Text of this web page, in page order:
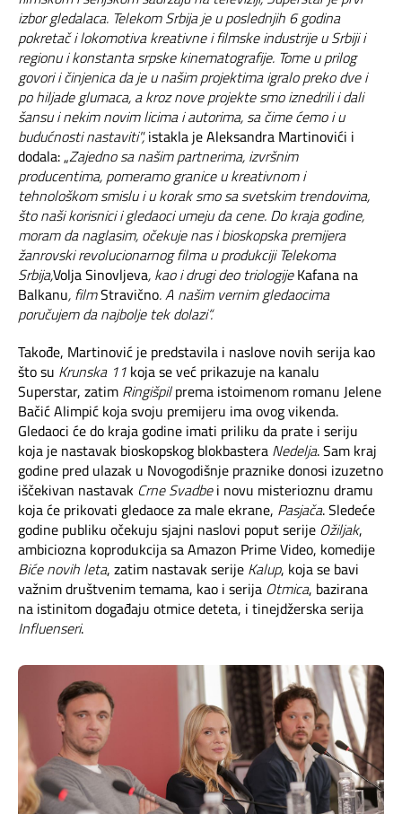
izbor gledalaca. Telekom Srbija je u poslednjih 6 godina
pokretač i lokomotiva kreativne i filmske industrije u Srbiji i
regionu i konstanta srpske kinematografije. Tome u prilog
govori i činjenica da je u našim projektima igralo preko dve i
po hiljade glumaca, a kroz nove projekte smo iznedrili i dali
šansu i nekim novim licima i autorima, sa čime ćemo i u
budućnosti nastaviti",istakla je Aleksandra Martinovići i
dodala: „Zajedno sa našim partnerima, izvršnim
producentima, pomeramo granice u kreativnom i
tehnološkom smislu i u korak smo sa svetskim trendovima,
što naši korisnici i gledaoci umeju da cene. Do kraja godine,
moram da naglasim, očekuje nas i bioskopska premijera
žanrovski revolucionarnog filma u produkciji Telekoma
Srbija,Volja Sinovljeva, kao i drugi deo triologijeKafana na
Balkanu, filmStravično. A našim vernim gledaocima
poručujem da najbolje tek dolazi“.
Takođe, Martinović je predstavila i naslove novih serija kao
što su Krunska 11 koja se već prikazuje na kanalu
Superstar, zatim Ringišpilprema istoimenom romanu Jelene
Bačić Alimpić koja svoju premijeru ima ovog vikenda.
Gledaoci će do kraja godine imati priliku da prate i seriju
koja je nastavak bioskopskog blokbastera Nedelja. Sam kraj
godine pred ulazak u Novogodišnje praznike donosi izuzetno
iščekivan nastavak Crne Svadbei novu misterioznu dramu
koja će prikovati gledaoce za male ekrane, Pasjača. Sledeće
godine publiku očekuju sjajni naslovi poput serije Ožiljak,
ambiciozna koprodukcija sa Amazon Prime Video, komedije
Biće novih leta, zatim nastavak serije Kalup, koja se bavi
važnim društvenim temama, kao i serija Otmica, bazirana
na istinitom događaju otmice deteta, i tinejdžerska serija
Influenseri.